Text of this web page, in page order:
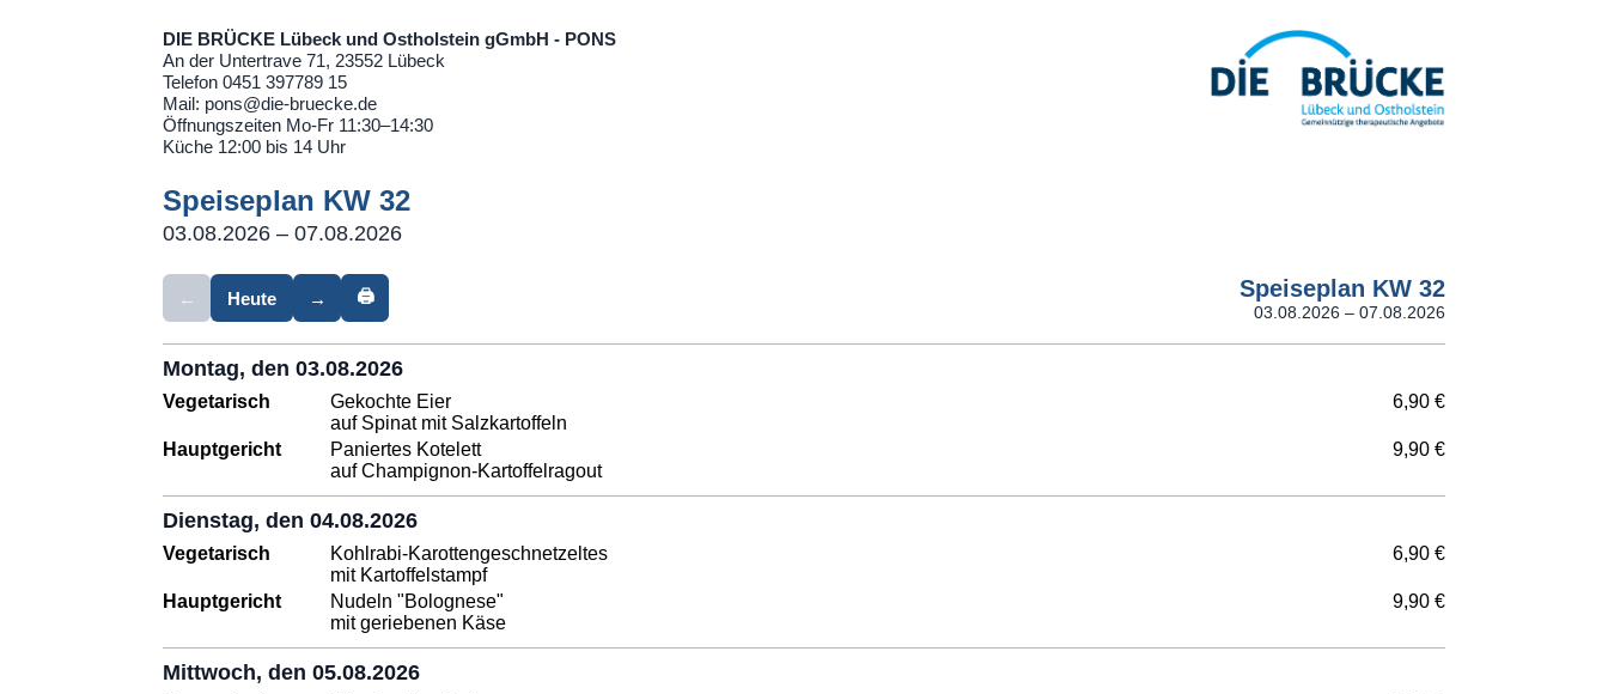
DIE BRÜCKE Lübeck und Ostholstein gGmbH - PONS
An der Untertrave 71, 23552 Lübeck
Telefon 0451 397789 15
Mail: pons@die-bruecke.de
Öffnungszeiten Mo-Fr 11:30–14:30
Küche 12:00 bis 14 Uhr
Speiseplan KW 32
03.08.2026 – 07.08.2026
← Heute → 🖨 Speiseplan KW 32
03.08.2026 – 07.08.2026
Montag, den 03.08.2026
Vegetarisch
Gekochte Eier
auf Spinat mit Salzkartoffeln
6,90 €
Hauptgericht
Paniertes Kotelett
auf Champignon-Kartoffelragout
9,90 €
Dienstag, den 04.08.2026
Vegetarisch
Kohlrabi-Karottengeschnetzeltes
mit Kartoffelstampf
6,90 €
Hauptgericht
Nudeln "Bolognese"
mit geriebenen Käse
9,90 €
Mittwoch, den 05.08.2026